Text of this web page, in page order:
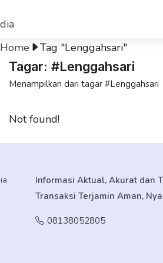
Home Tag "Lenggahsari"
Tagar: #Lenggahsari
Menampilkan dari tagar #Lenggahsari
Not found!
Informasi Aktual, Akurat dan
Transaksi Terjamin Aman,
08138052805